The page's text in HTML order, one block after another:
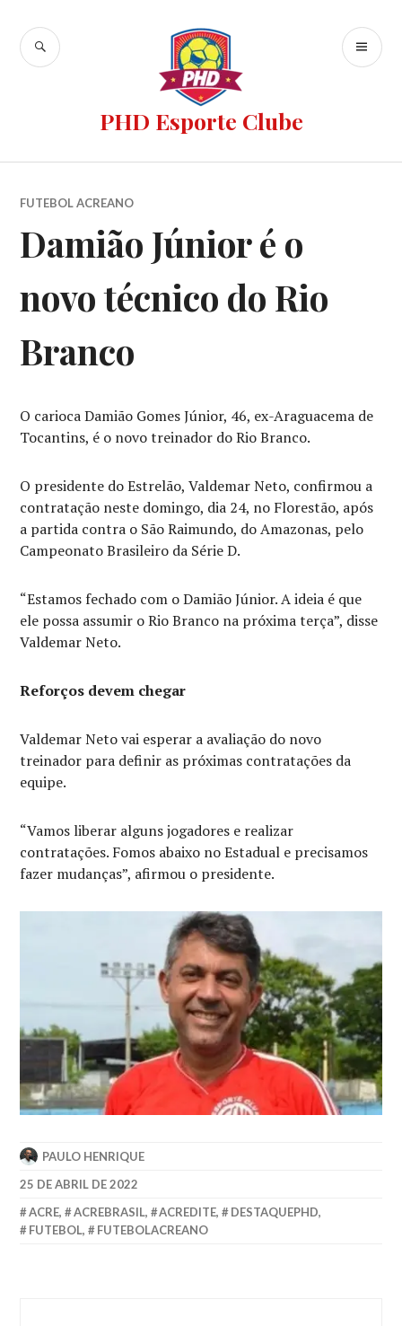
PHD Esporte Clube
FUTEBOL ACREANO
Damião Júnior é o
novo técnico do Rio
Branco
O carioca Damião Gomes Júnior, 46, ex-Araguacema de
Tocantins, é o novo treinador do Rio Branco.
O presidente do Estrelão, Valdemar Neto, confirmou a
contratação neste domingo, dia 24, no Florestão, após
a partida contra o São Raimundo, do Amazonas, pelo
Campeonato Brasileiro da Série D.
“Estamos fechado com o Damião Júnior. A ideia é que
ele possa assumir o Rio Branco na próxima terça”, disse
Valdemar Neto.
Reforços devem chegar
Valdemar Neto vai esperar a avaliação do novo
treinador para definir as próximas contratações da
equipe.
“Vamos liberar alguns jogadores e realizar
contratações. Fomos abaixo no Estadual e precisamos
fazer mudanças”, afirmou o presidente.
PAULO HENRIQUE
25 DE ABRIL DE 2022
ACRE, ACREBRASIL, ACREDITE, DESTAQUEPHD,
FUTEBOL, FUTEBOLACREANO